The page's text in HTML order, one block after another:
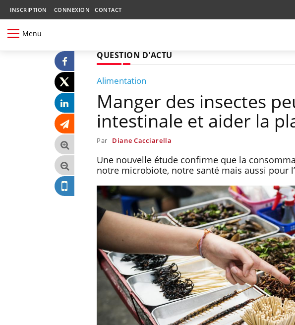
INSCRIPTION CONNEXION CONTACT
Menu
QUESTION D'ACTU
Alimentation
Manger des insectes
intestinale et aider la
Par Diane Cacciarella
Une nouvelle étude confirme que la
notre microbiote, notre santé mais aussi pour